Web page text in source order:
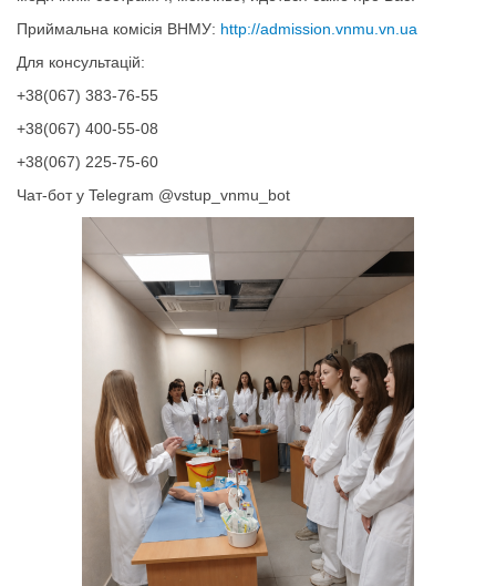
Приймальна комісія ВНМУ: http://admission.vnmu.vn.ua
Для консультацій:
+38(067) 383-76-55
+38(067) 400-55-08
+38(067) 225-75-60
Чат-бот у Telegram @vstup_vnmu_bot